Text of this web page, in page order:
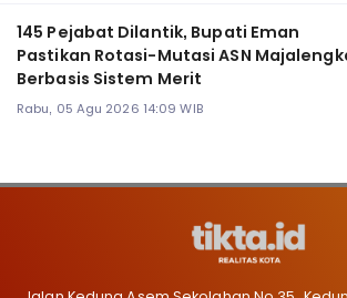
145 Pejabat Dilantik, Bupati Eman
Pastikan Rotasi-Mutasi ASN
Berbasis Sistem Merit
Rabu, 05 Agu 2026 14:09 WIB